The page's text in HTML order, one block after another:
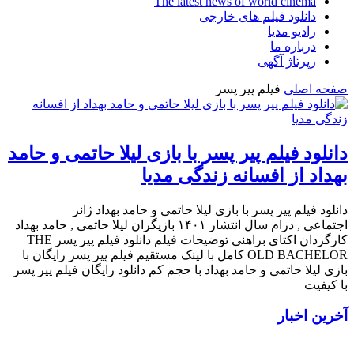
دانلود فیلم های خارجی
رادیو مدیا
درباره ما
رپرتاژ آگهی
صفحه اصلی فیلم پیر پسر
دانلود فیلم پیر پسر با بازی لیلا حاتمی و حامد
بهداد از افسانه زندگی مدیا
دانلود فیلم پیر پسر با بازی لیلا حاتمی و حامد بهداد ژانر
اجتماعی , درام سال انتشار ۱۴۰۱ بازیگران لیلا حاتمی , حامد بهداد
کارگردان اکتای براهنی توضیحات فیلم دانلود فیلم پیر پسر THE
OLD BACHELOR کامل با لینک مستقیم فیلم پیر پسر رایگان با
بازی لیلا حاتمی و حامد بهداد با حجم کم دانلود رایگان فیلم پیر پسر
با کیفیت
آخرین اخبار